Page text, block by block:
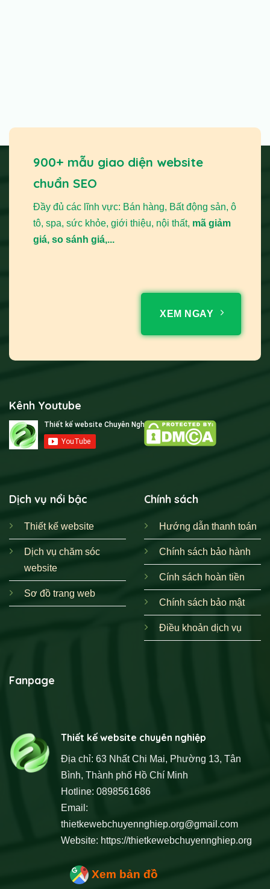
900+ mẫu giao diện website
chuẩn SEO
Đầy đủ các lĩnh vực: Bán hàng, Bất động sản, ô
tô, spa, sức khỏe, giới thiệu, nội thất, mã giảm
giá, so sánh giá,...
XEM NGAY
Kênh Youtube
Dịch vụ nổi bậc
Thiết kế website
Dịch vụ chăm sóc
website
Sơ đồ trang web
Chính sách
Hướng dẫn thanh toán
Chính sách bảo hành
Cính sách hoàn tiền
Chính sách bảo mật
Điều khoản dịch vụ
Fanpage
Thiết kế website chuyên nghiệp
Địa chỉ: 63 Nhất Chi Mai, Phường 13, Tân
Bình, Thành phố Hồ Chí Minh
Hotline: 0898561686
Email:
thietkewebchuyennghiep.org@gmail.com
Website: https://thietkewebchuyennghiep.org
Xem bản đồ